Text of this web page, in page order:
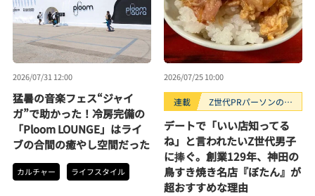
2026/07/31 12:00
猛暑の音楽フェス“ジャイ
ガ”で助かった！冷房完備の
「Ploom LOUNGE」はライ
ブの合間の癒やし空間だった
カルチャー ライフスタイル
2026/07/25 10:00
連載
Z世代PRパーソンのキ
デートで「いい店知ってる
ね」と言われたいZ世代男子
に捧ぐ。創業129年、神田の
鳥すき焼き名店『ぼたん』が
超おすすめな理由